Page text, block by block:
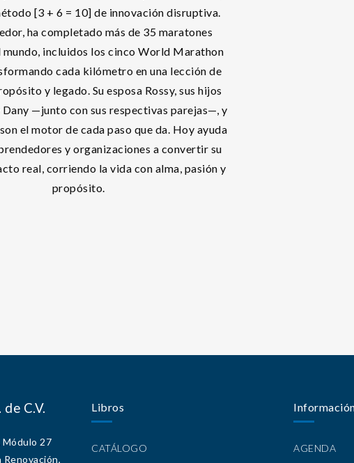
[3 + 6 = 10] de innovación disruptiva.
ha completado más de 35 maratones
incluidos los cinco World Marathon
cada kilómetro en una lección de
y legado. Su esposa Rossy, sus hijos
Dany —junto con sus respectivas parejas—, y
el motor de cada paso que da. Hoy ayuda
y organizaciones a convertir su
real, corriendo la vida con alma, pasión y
propósito.
C.V.
Módulo 27
Renovación,
Libros
CATÁLOGO AGENDA